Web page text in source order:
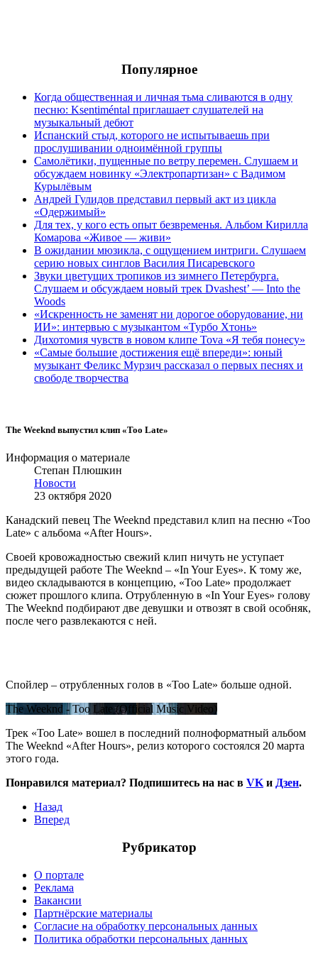
Популярное
Когда общественная и личная тьма сливаются в одну
песню: Ksentiméntal приглашает слушателей на
музыкальный дебют
Испанский стыд, которого не испытываешь при
прослушивании одноимённой группы
Самолётики, пущенные по ветру перемен. Слушаем и
обсуждаем новинку «Электропартизан» с Вадимом
Курылёвым
Андрей Гулидов представил первый акт из цикла
«Одержимый»
Для тех, у кого есть опыт безвременья. Альбом Кирилла
Комарова «Живое — живи»
В ожидании мюзикла, с ощущением интриги. Слушаем
серию новых синглов Василия Писаревского
Звуки цветущих тропиков из зимнего Петербурга.
Слушаем и обсуждаем новый трек Dvashest’ — Into the
Woods
«Искренность не заменят ни дорогое оборудование, ни
ИИ»: интервью с музыкантом «Турбо Хтонь»
Дихотомия чувств в новом клипе Tova «Я тебя понесу»
«Самые большие достижения ещё впереди»: юный
музыкант Феликс Мурзич рассказал о первых песнях и
свободе творчества
The Weeknd выпустил клип «Too Late»
Информация о материале
Степан Плюшкин
Новости
23 октября 2020
Канадский певец The Weeknd представил клип на песню «Too
Late» с альбома «After Hours».
Своей кровожадностью свежий клип ничуть не уступает
предыдущей работе The Weeknd – «In Your Eyes». К тому же,
видео складываются в концепцию, «Too Late» продолжает
сюжет прошлого клипа. Отрубленную в «In Your Eyes» голову
The Weeknd подбирают две девушки и отвозят в свой особняк,
после чего развлекаются с ней.
Спойлер – отрубленных голов в «Too Late» больше одной.
The Weeknd - Too Late (Official Music Video)
Трек «Too Late» вошел в последний полноформатный альбом
The Weeknd «After Hours», релиз которого состоялся 20 марта
этого года.
Понравился материал? Подпишитесь на нас в VK и Дзен.
Назад
Вперед
Рубрикатор
О портале
Реклама
Вакансии
Партнёрские материалы
Согласие на обработку персональных данных
Политика обработки персональных данных